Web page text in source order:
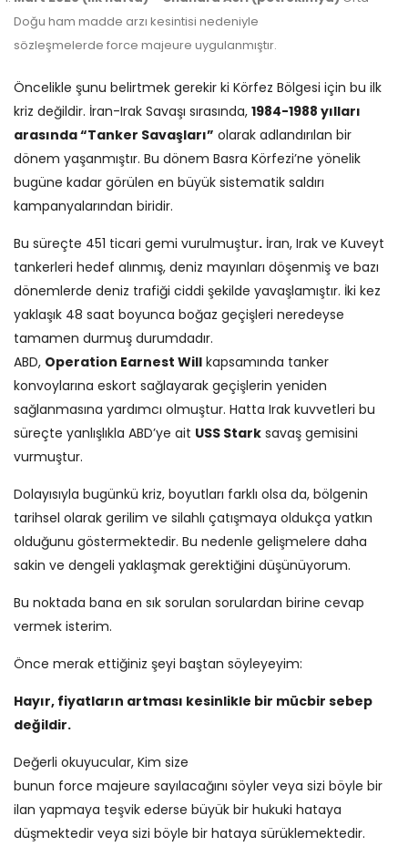
Doğu ham madde arzı kesintisi nedeniyle
sözleşmelerde force majeure uygulanmıştır.
Öncelikle şunu belirtmek gerekir ki Körfez Bölgesi için bu ilk
kriz değildir. İran-Irak Savaşı sırasında, 1984-1988 yılları
arasında “Tanker Savaşları” olarak adlandırılan bir
dönem yaşanmıştır. Bu dönem Basra Körfezi’ne yönelik
bugüne kadar görülen en büyük sistematik saldırı
kampanyalarından biridir.
Bu süreçte 451 ticari gemi vurulmuştur. İran, Irak ve Kuveyt
tankerleri hedef alınmış, deniz mayınları döşenmiş ve bazı
dönemlerde deniz trafiği ciddi şekilde yavaşlamıştır. İki kez
yaklaşık 48 saat boyunca boğaz geçişleri neredeyse
tamamen durmuş durumdadır.
ABD, Operation Earnest Will kapsamında tanker
konvoylarına eskort sağlayarak geçişlerin yeniden
sağlanmasına yardımcı olmuştur. Hatta Irak kuvvetleri bu
süreçte yanlışlıkla ABD’ye ait USS Stark savaş gemisini
vurmuştur.
Dolayısıyla bugünkü kriz, boyutları farklı olsa da, bölgenin
tarihsel olarak gerilim ve silahlı çatışmaya oldukça yatkın
olduğunu göstermektedir. Bu nedenle gelişmelere daha
sakin ve dengeli yaklaşmak gerektiğini düşünüyorum.
Bu noktada bana en sık sorulan sorulardan birine cevap
vermek isterim.
Önce merak ettiğiniz şeyi baştan söyleyeyim:
Hayır, fiyatların artması kesinlikle bir mücbir sebep
değildir.
Değerli okuyucular, Kim size
bunun force majeure sayılacağını söyler veya sizi böyle bir
ilan yapmaya teşvik ederse büyük bir hukuki hataya
düşmektedir veya sizi böyle bir hataya sürüklemektedir.